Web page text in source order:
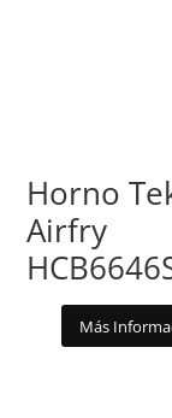
Horno
Airfry
Más